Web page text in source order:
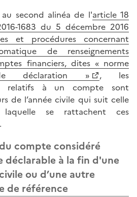
second alinéa de l'article 18
1683 du 5 décembre 2016
et procédures concernant
de renseignements
financiers, dites « norme
déclaration »
, les
relatifs à un compte sont
de l’année civile qui suit celle
se rattachent ces
compte considéré
déclarable à la fin d'une
ou d’une autre
de référence